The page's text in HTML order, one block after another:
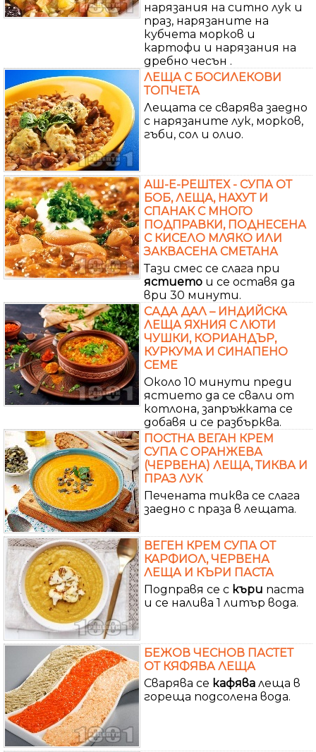
нарязания на ситно лук и
праз, нарязаните на
кубчета морков и
картофи и нарязания на
дребно чесън .
ЛЕЩА С БОСИЛЕКОВИ
ТОПЧЕТА
Лещата се сварява заедно
с нарязаните лук, морков,
гъби, сол и олио.
АШ-Е-РЕШТЕХ - СУПА ОТ
БОБ, ЛЕЩА, НАХУТ И
СПАНАК С МНОГО
ПОДПРАВКИ, ПОДНЕСЕНА
С КИСЕЛО МЛЯКО ИЛИ
ЗАКВАСЕНА СМЕТАНА
Тази смес се слага при
ястието и се оставя да
ври 30 минути.
САДА ДАЛ – ИНДИЙСКА
ЛЕЩА ЯХНИЯ С ЛЮТИ
ЧУШКИ, КОРИАНДЪР,
КУРКУМА И СИНАПЕНО
СЕМЕ
Около 10 минути преди
ястието да се свали от
котлона, запръжката се
добавя и се разбърква.
ПОСТНА ВЕГАН КРЕМ
СУПА С ОРАНЖЕВА
(ЧЕРВЕНА) ЛЕЩА, ТИКВА И
ПРАЗ ЛУК
Печената тиква се слага
заедно с праза в лещата.
ВЕГЕН КРЕМ СУПА ОТ
КАРФИОЛ, ЧЕРВЕНА
ЛЕЩА И КЪРИ ПАСТА
Подправя се с къри паста
и се налива 1 литър вода.
БЕЖОВ ЧЕСНОВ ПАСТЕТ
ОТ КЯФЯВА ЛЕЩА
Сварява се кафява леща в
гореща подсолена вода.